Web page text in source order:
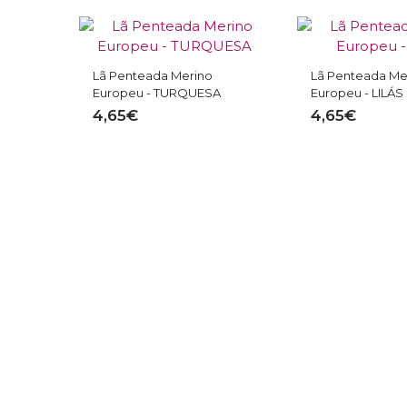
Lã Penteada Merino
Europeu - TURQUESA
4,65€
Lã Penteada
Europeu - LILÁS
4,65€